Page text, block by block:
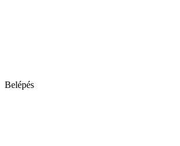
Belépés